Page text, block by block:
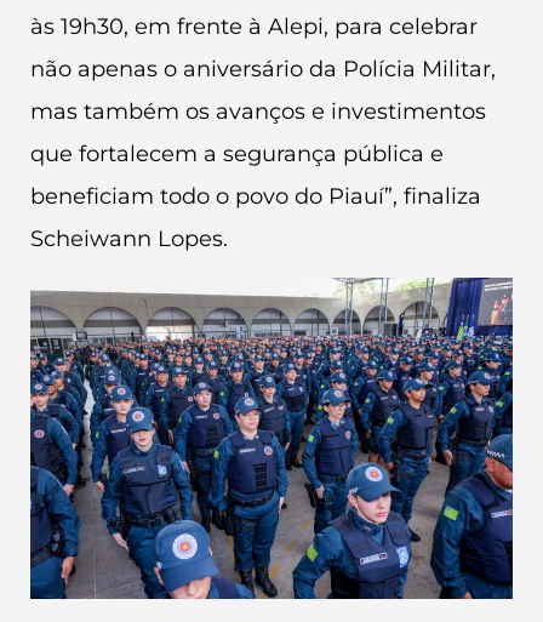
às 19h30, em frente à Alepi, para celebrar
não apenas o aniversário da Polícia Militar,
mas também os avanços e investimentos
que fortalecem a segurança pública e
beneficiam todo o povo do Piauí”, finaliza
Scheiwann Lopes.